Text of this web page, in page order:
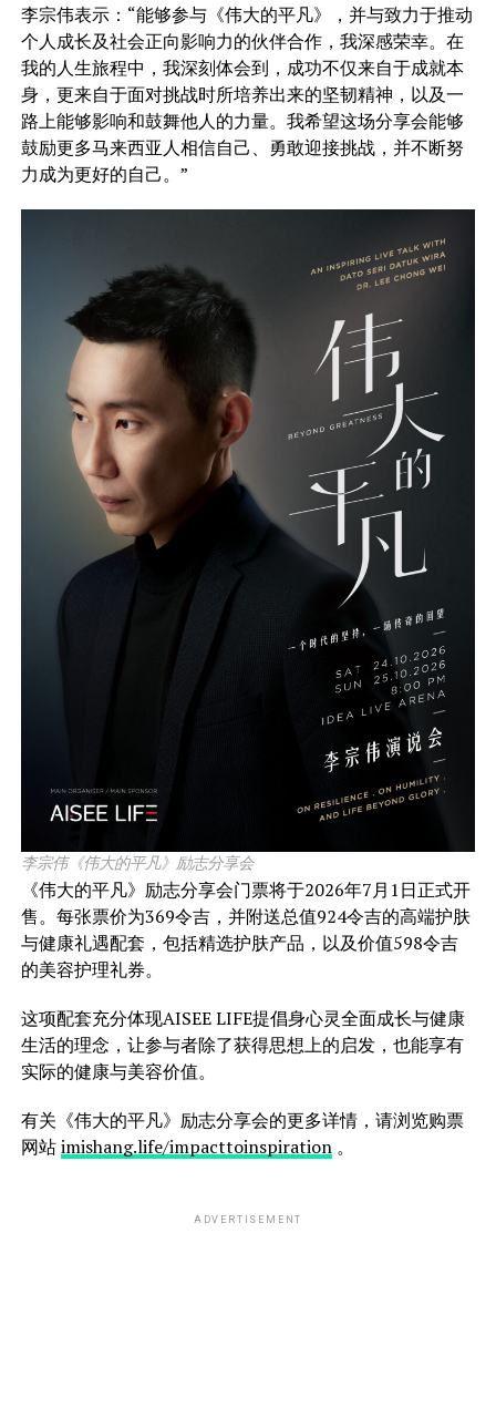
李宗伟表示：“能够参与《伟大的平凡》，并与致力于推动
个人成长及社会正向影响力的伙伴合作，我深感荣幸。在
我的人生旅程中，我深刻体会到，成功不仅来自于成就本
身，更来自于面对挑战时所培养出来的坚韧精神，以及一
路上能够影响和鼓舞他人的力量。我希望这场分享会能够
鼓励更多马来西亚人相信自己、勇敢迎接挑战，并不断努
力成为更好的自己。”
李宗伟《伟大的平凡》励志分享会
《伟大的平凡》励志分享会门票将于2026年7月1日正式开
售。每张票价为369令吉，并附送总值924令吉的高端护肤
与健康礼遇配套，包括精选护肤产品，以及价值598令吉
的美容护理礼券。
这项配套充分体现AISEE LIFE提倡身心灵全面成长与健康
生活的理念，让参与者除了获得思想上的启发，也能享有
实际的健康与美容价值。
有关《伟大的平凡》励志分享会的更多详情，请浏览购票
网站imishang.life/impacttoinspiration。
ADVERTISEMENT